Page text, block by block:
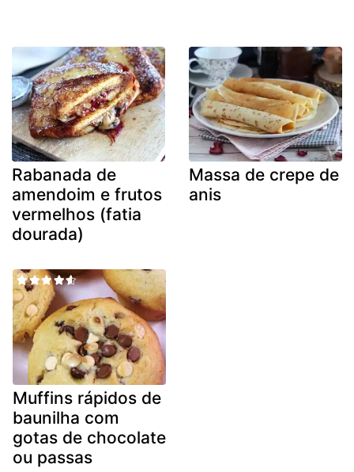
Rabanada de
amendoim e frutos
vermelhos (fatia
dourada)
Massa de crepe de
anis
Muffins rápidos de
baunilha com
gotas de chocolate
ou passas